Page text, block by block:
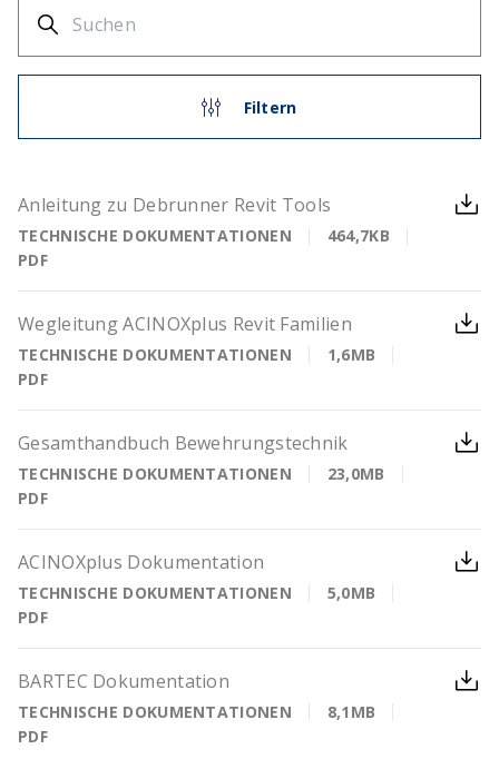
Filtern
Anleitung zu Debrunner Revit Tools
TECHNISCHE DOKUMENTATIONEN
464,7KB
PDF
Wegleitung ACINOXplus Revit Familien
TECHNISCHE DOKUMENTATIONEN
1,6MB
PDF
Gesamthandbuch Bewehrungstechnik
TECHNISCHE DOKUMENTATIONEN
23,0MB
PDF
ACINOXplus Dokumentation
TECHNISCHE DOKUMENTATIONEN
5,0MB
PDF
BARTEC Dokumentation
TECHNISCHE DOKUMENTATIONEN
8,1MB
PDF